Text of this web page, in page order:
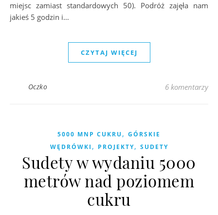
miejsc zamiast standardowych 50). Podróż zajęła nam
jakieś 5 godzin i…
CZYTAJ WIĘCEJ
Oczko 6 komentarzy
5000 MNP CUKRU , GÓRSKIE
WĘDRÓWKI , PROJEKTY, SUDETY
Sudety w wydaniu 5000
metrów nad poziomem
cukru